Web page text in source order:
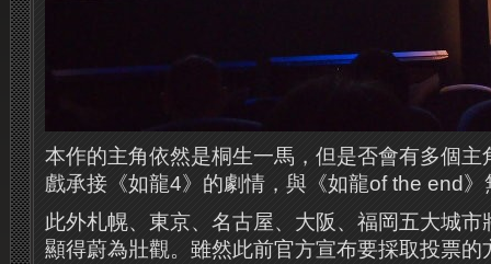
本作的主角依然是桐生一馬，但是否會有多個主
戲承接《如龍4》的劇情，與《如龍of the end》
此外札幌、東京、名古屋、大阪、福岡五大城
顯得蔚為壯觀。 雖然此前官方宣布要採取投票的